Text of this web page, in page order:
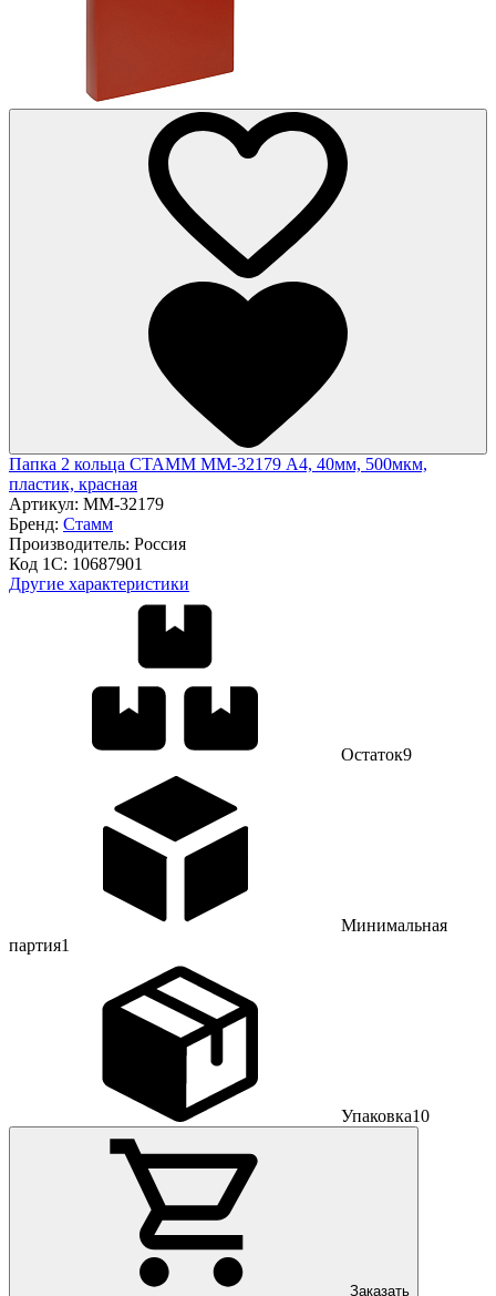
Папка 2 кольца СТАММ ММ-32179 А4, 40мм, 500мкм,
пластик, красная
Артикул: ММ-32179
Бренд: Стамм
Производитель: Россия
Код 1С: 10687901
Другие характеристики
Остаток9
Минимальная
партия1
Упаковка10
Заказать